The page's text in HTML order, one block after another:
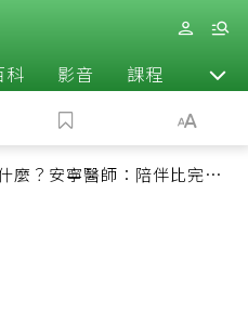
科 影音 課程 退休
麼？安寧醫師：陪伴比完美